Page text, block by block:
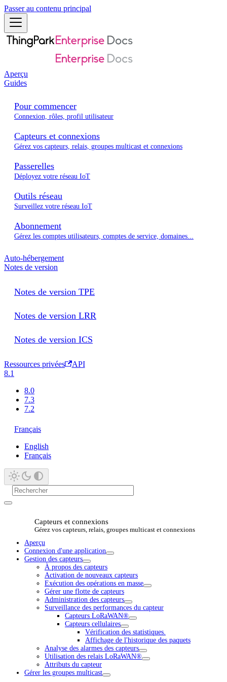
Passer au contenu principal
Aperçu
Guides
Pour commencer
Connexion, rôles, profil utilisateur
Capteurs et connexions
Gérez vos capteurs, relais, groupes multicast et connexions
Passerelles
Déployez votre réseau IoT
Outils réseau
Surveillez votre réseau IoT
Abonnement
Gérez les comptes utilisateurs, comptes de service, domaines...
Auto-hébergement
Notes de version
Notes de version TPE
Notes de version LRR
Notes de version ICS
Ressources privées
API
8.1
8.0
7.3
7.2
Français
English
Français
Capteurs et connexions
Gérez vos capteurs, relais, groupes multicast et connexions
Aperçu
Connexion d'une application
Gestion des capteurs
À propos des capteurs
Activation de nouveaux capteurs
Exécution des opérations en masse
Gérer une flotte de capteurs
Administration des capteurs
Surveillance des performances du capteur
Capteurs LoRaWAN®
Capteurs cellulaires
Vérification des statistiques.
Affichage de l'historique des paquets
Analyse des alarmes des capteurs
Utilisation des relais LoRaWAN®
Attributs du capteur
Gérer les groupes multicast